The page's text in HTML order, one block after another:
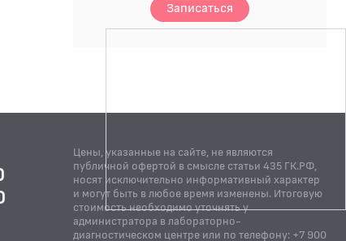
Записаться
Цены, указанные на сайте, не являются
публичной офертой в смысле статьи 435 ГК.РФ,
носят исключительно информативный характер
и могут быть в любое время изменены. Итоговую
стоимость необходимо уточнять у
администратора в лабораторно-
диагностическом центре или по телефону: +7 900